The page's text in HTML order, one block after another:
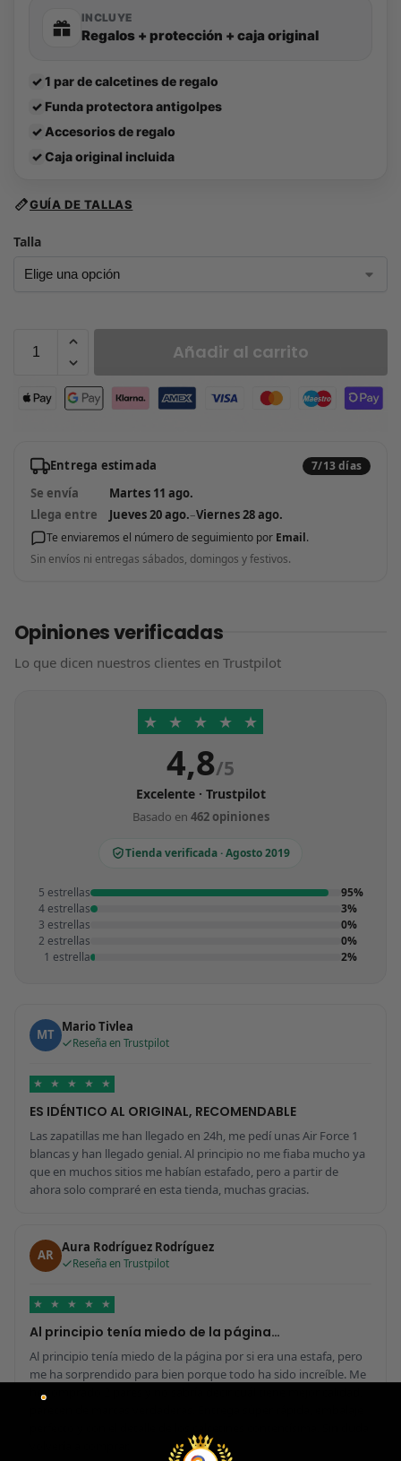
INCLUYE
Regalos + protección + caja original
✓1 par de calcetines de regalo
✓ Funda protectora antigolpes
✓ Accesorios de regalo
✓Caja original incluida
GUÍA DE TALLAS
Talla
Añadir al carrito
Entrega estimada 7/13 días
Se envía
Martes 11 ago.
Llega entre
Jueves 20 ago.–Viernes 28 ago.
Te enviaremos el número de seguimiento por Email.
Sin envíos ni entregas sábados, domingos y festivos.
Opiniones verificadas
Lo que dicen nuestros clientes en Trustpilot
★ ★ ★ ★ ★
4,8/5
Excelente · Trustpilot
Basado en 462 opiniones
Tienda verificada · Agosto 2019
5 estrellas
95%
4 estrellas
3%
3 estrellas
0%
2 estrellas
0%
1 estrella
2%
MT Mario Tivlea
Reseña en Trustpilot
★ ★ ★ ★ ★
ES IDÉNTICO AL ORIGINAL, RECOMENDABLE
Las zapatillas me han llegado en 24h, me pedí unas Air Force 1
blancas y han llegado genial. Al principio no me fiaba mucho ya
que en muchos sitios me habían estafado, pero a partir de
ahora solo compraré en esta tienda, muchas gracias.
AR Aura Rodríguez Rodríguez
Reseña en Trustpilot
★ ★ ★ ★ ★
Al principio tenía miedo de la página…
Al principio tenía miedo de la página por si era una estafa, pero
me ha sorprendido para bien porque todo ha sido increíble. Me
he comprado 2 pares y no sabría decir cuál tiene mejor calidad,